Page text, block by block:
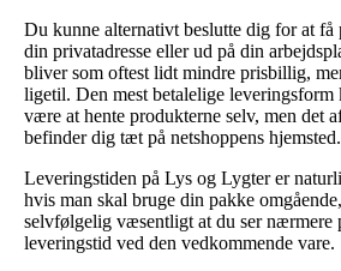
Du kunne alternativt beslutte dig for at få
din privatadresse eller ud på din
bliver som oftest lidt mindre prisbillig,
ligetil. Den mest betalelige leveringsform
være at hente produkterne selv, men det
befinder dig tæt på netshoppens hjemsted.
Leveringstiden på Lys og Lygter er
hvis man skal bruge din pakke
selvfølgelig væsentligt at du ser nærmere
leveringstid ved den vedkommende vare.